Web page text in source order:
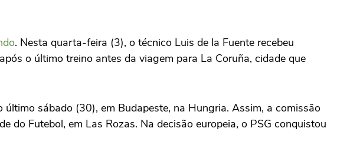
. Nesta quarta-feira (3), o técnico Luis de la Fuente recebeu
o último treino antes da viagem para La Coruña, cidade que
sábado (30), em Budapeste, na Hungria. Assim, a comissão
do Futebol, em Las Rozas. Na decisão europeia, o PSG conquistou